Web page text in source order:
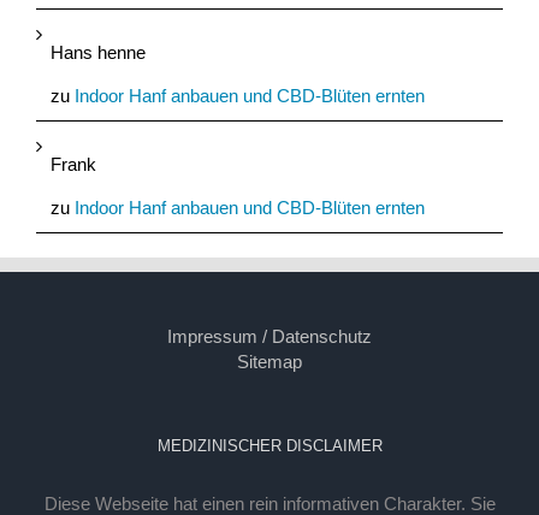
Hans henne
zu Indoor Hanf anbauen und CBD-Blüten ernten
Frank
zu Indoor Hanf anbauen und CBD-Blüten ernten
Impressum / Datenschutz
Sitemap
MEDIZINISCHER DISCLAIMER
Diese Webseite hat einen rein informativen Charakter. Sie